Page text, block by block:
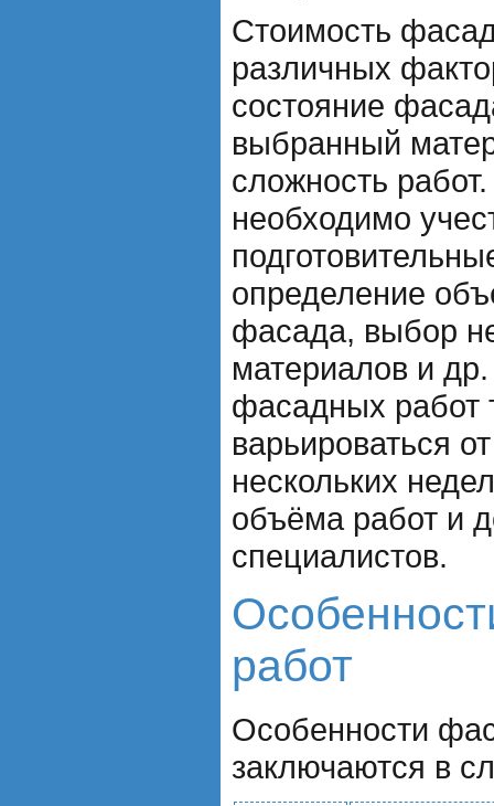
Стоимость
различных
состояние
выбранный
сложность
необходимо
определение
фасада, выбор
материалов и
фасадных работ
варьироваться
нескольких
объёма работ и
специалистов.
работ
Особенности
заключаются в